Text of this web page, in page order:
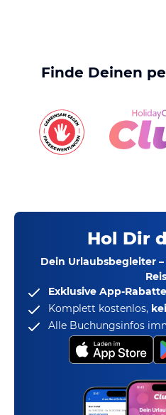
Finde Deinen
Hol Dir
Dein Urlaubsbegleiter
Exklusive App-Rabatte
Komplett kostenlos,
Alle Buchungsinfos